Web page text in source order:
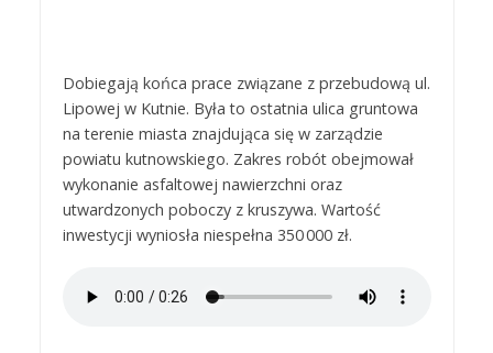
Dobiegają końca prace związane z przebudową ul.
Lipowej w Kutnie. Była to ostatnia ulica gruntowa
na terenie miasta znajdująca się w zarządzie
powiatu kutnowskiego. Zakres robót obejmował
wykonanie asfaltowej nawierzchni oraz
utwardzonych poboczy z kruszywa. Wartość
inwestycji wyniosła niespełna 350 000 zł.